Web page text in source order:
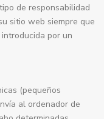
de responsabilidad
sitio web siempre que
por un
(pequeños
al ordenador de